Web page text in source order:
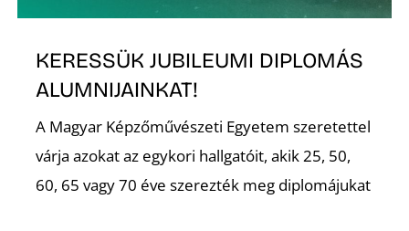
KERESSÜK JUBILEUMI DIPLOMÁS
ALUMNIJAINKAT!
A Magyar Képzőművészeti Egyetem szeretettel
várja azokat az egykori hallgatóit, akik 25, 50,
60, 65 vagy 70 éve szerezték meg diplomájukat